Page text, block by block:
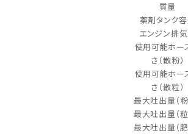
質量
薬剤タンク
エンジン排
使用可能ホー
さ（散粉）
使用可能ホー
さ（散粒）
最大吐出量（粉
最大吐出量（粒
最大吐出量（肥